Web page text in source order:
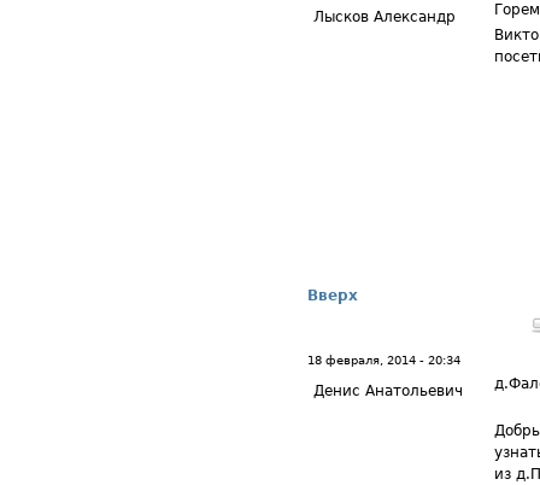
Лысков Александр
Вверх
18 февраля, 2014 - 20:34
Денис Анатольевич
из